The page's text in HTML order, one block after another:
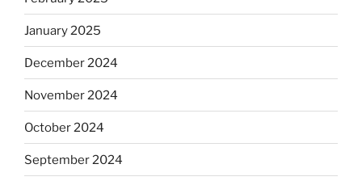
January 2025
December 2024
November 2024
October 2024
September 2024